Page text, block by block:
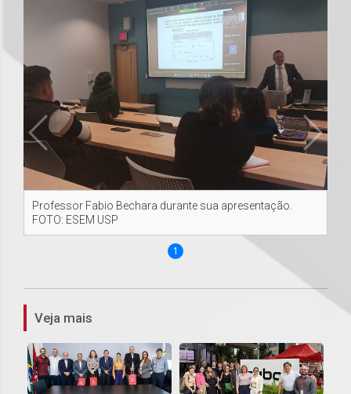
Professor Fabio Bechara durante sua apresentação.
FOTO: ESEM USP
1
Veja mais